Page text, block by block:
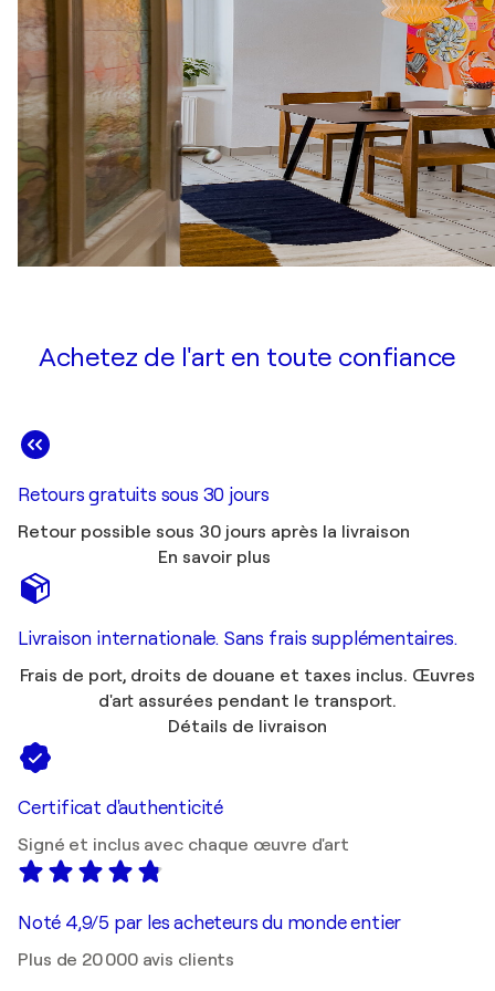
Achetez de l'art en toute confiance
Retours gratuits sous 30 jours
Retour possible sous 30 jours après la livraison
En savoir plus
Livraison internationale. Sans frais supplémentaires.
Frais de port, droits de douane et taxes inclus. Œuvres
d'art assurées pendant le transport.
Détails de livraison
Certificat d'authenticité
Signé et inclus avec chaque œuvre d'art
Noté 4,9/5 par les acheteurs du monde entier
Plus de 20 000 avis clients